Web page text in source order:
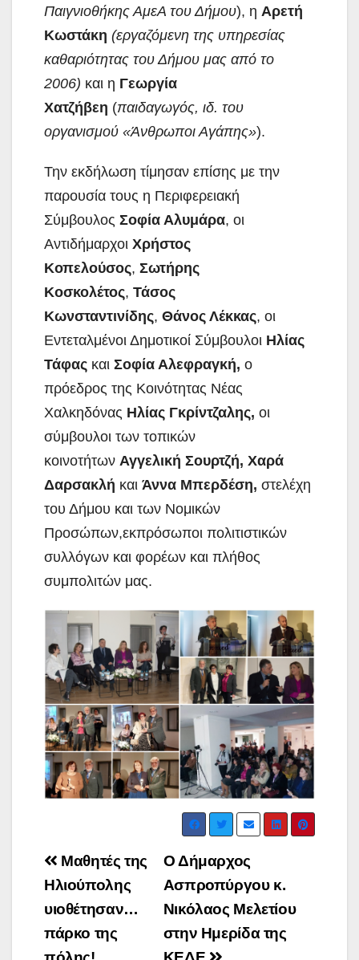
Παιγνιοθήκης ΑμεΑ του Δήμου), η Αρετή
Κωστάκη (εργαζόμενη της υπηρεσίας
καθαριότητας του Δήμου μας από το
2006) και η Γεωργία
Χατζήβεη (παιδαγωγός, ιδ. του
οργανισμού «Άνθρωποι Αγάπης»).
Την εκδήλωση τίμησαν επίσης με την
παρουσία τους η Περιφερειακή
Σύμβουλος Σοφία Αλυμάρα, οι
Αντιδήμαρχοι Χρήστος
Κοπελούσος, Σωτήρης
Κοσκολέτος, Τάσος
Κωνσταντινίδης, Θάνος Λέκκας, οι
Εντεταλμένοι Δημοτικοί Σύμβουλοι Ηλίας
Τάφας και Σοφία Αλεφραγκή, ο
πρόεδρος της Κοινότητας Νέας
Χαλκηδόνας Ηλίας Γκρίντζαλης, οι
σύμβουλοι των τοπικών
κοινοτήτων Αγγελική Σουρτζή, Χαρά
Δαρσακλή και Άννα Μπερδέση, στελέχη
του Δήμου και των Νομικών
Προσώπων,εκπρόσωποι πολιτιστικών
συλλόγων και φορέων και πλήθος
συμπολιτών μας.
Post
navigation
Ο Δήμαρχος
Ασπροπύργου κ.
Νικόλαος Μελετίου
στην Ημερίδα της
Μαθητές της
Ηλιούπολης
υιοθέτησαν…
πάρκο της